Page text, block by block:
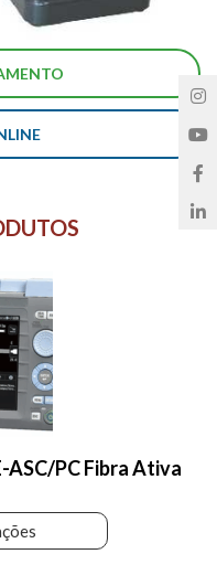
ASC/PC Fibra Ativa